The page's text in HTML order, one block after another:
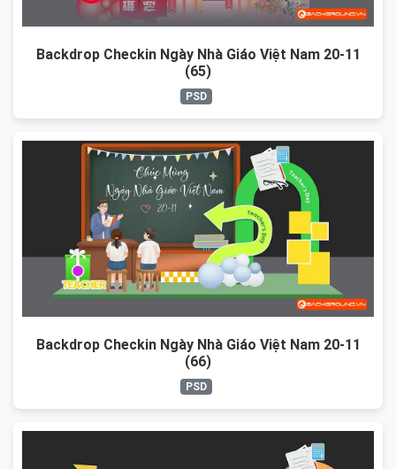
Backdrop Checkin Ngày Nhà Giáo Việt Nam 20-11
(65)
PSD
Backdrop Checkin Ngày Nhà Giáo Việt Nam 20-11
(66)
PSD